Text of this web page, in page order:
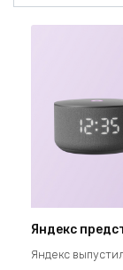
Яндекс
Яндекс